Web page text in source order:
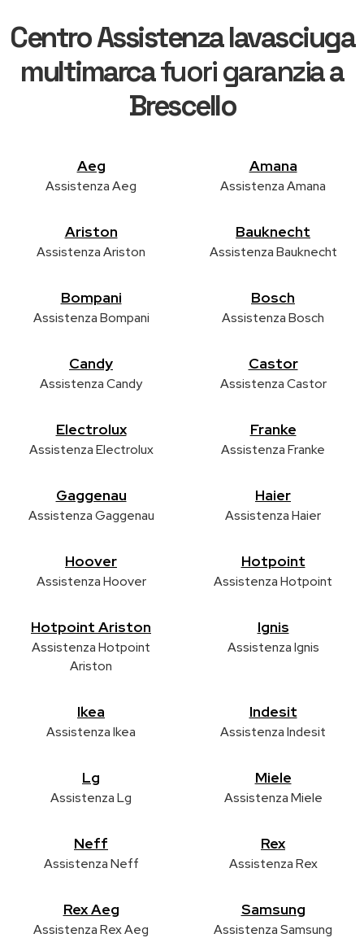
Centro Assistenza lavasciuga
multimarcafuori garanziaa
Brescello
Aeg
Assistenza Aeg
Amana
Assistenza Amana
Ariston
Assistenza Ariston
Bauknecht
Assistenza Bauknecht
Bompani
Assistenza Bompani
Bosch
Assistenza Bosch
Candy
Assistenza Candy
Castor
Assistenza Castor
Electrolux
Assistenza Electrolux
Franke
Assistenza Franke
Gaggenau
Assistenza Gaggenau
Haier
Assistenza Haier
Hoover
Assistenza Hoover
Hotpoint
Assistenza Hotpoint
Hotpoint Ariston
Assistenza Hotpoint
Ariston
Ignis
Assistenza Ignis
Ikea
Assistenza Ikea
Indesit
Assistenza Indesit
Lg
Assistenza Lg
Miele
Assistenza Miele
Neff
Assistenza Neff
Rex
Assistenza Rex
Rex Aeg
Assistenza Rex Aeg
Samsung
Assistenza Samsung